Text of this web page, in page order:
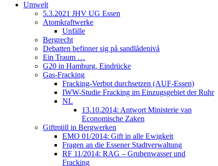
Umwelt
5.3.2021 JHV UG Essen
Atomkraftwerke
Unfälle
Bergrecht
Debatten befinner sig på sandlådenivå
Ein Traum …
G20 in Hamburg, Eindrücke
Gas-Fracking
Fracking-Verbot durchsetzen (AUF-Essen)
IWW-Studie Fracking im Einzugsgebiet der Ruhr
NL
13.10.2014: Antwort Ministerie van
Economische Zaken
Giftmüll in Bergwerken
EMO 01/2014: Gift in alle Ewigkeit
Fragen an die Essener Stadtverwaltung
RF 11/2014: RAG – Grubenwasser und
Fracking